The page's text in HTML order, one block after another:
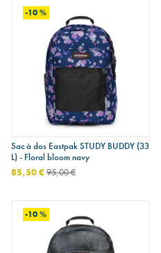
-10 %
Sac à dos Eastpak STUDY BUDDY (33
L) - Floral bloom navy
85,50 €95,00 €
-10 %